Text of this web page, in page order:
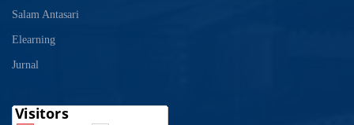
Salam Antasari
Elearning
Jurnal